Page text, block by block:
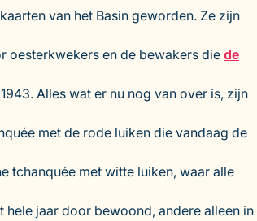
van het Basin geworden. Ze zijn
oesterkwekers en de bewakers die de
Alles wat er nu nog van over is, zijn
met de rode luiken die vandaag de
tchanquée met witte luiken, waar alle
jaar door bewoond, andere alleen in